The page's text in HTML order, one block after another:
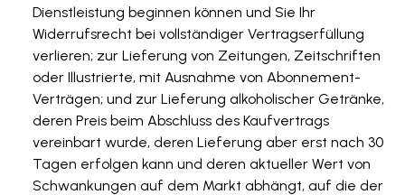
Dienstleistung beginnen können und Sie Ihr
Widerrufsrecht bei vollständiger Vertragserfüllung
verlieren; zur Lieferung von Zeitungen, Zeitschriften
oder Illustrierte, mit Ausnahme von Abonnement-
Verträgen; und zur Lieferung alkoholischer Getränke,
deren Preis beim Abschluss des Kaufvertrags
vereinbart wurde, deren Lieferung aber erst nach 30
Tagen erfolgen kann und deren aktueller Wert von
Schwankungen auf dem Markt abhängt, auf die der